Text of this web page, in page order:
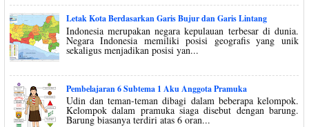
Letak Kota Berdasarkan Garis Bujur dan Garis Lintang
Indonesia merupakan negara kepulauan terbesar di dunia.
Negara Indonesia memiliki posisi geografis yang unik
sekaligus menjadikan posisi yan...
Pembelajaran 6 Subtema 1 Aku Anggota Pramuka
Udin dan teman-teman dibagi dalam beberapa kelompok.
Kelompok dalam pramuka siaga disebut dengan barung.
Barung biasanya terdiri atas 6 oran...